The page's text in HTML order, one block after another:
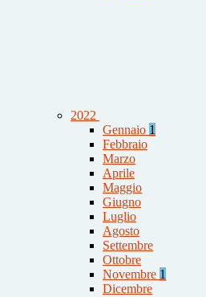
2022
Gennaio 1
Febbraio
Marzo
Aprile
Maggio
Giugno
Luglio
Agosto
Settembre
Ottobre
Novembre 1
Dicembre